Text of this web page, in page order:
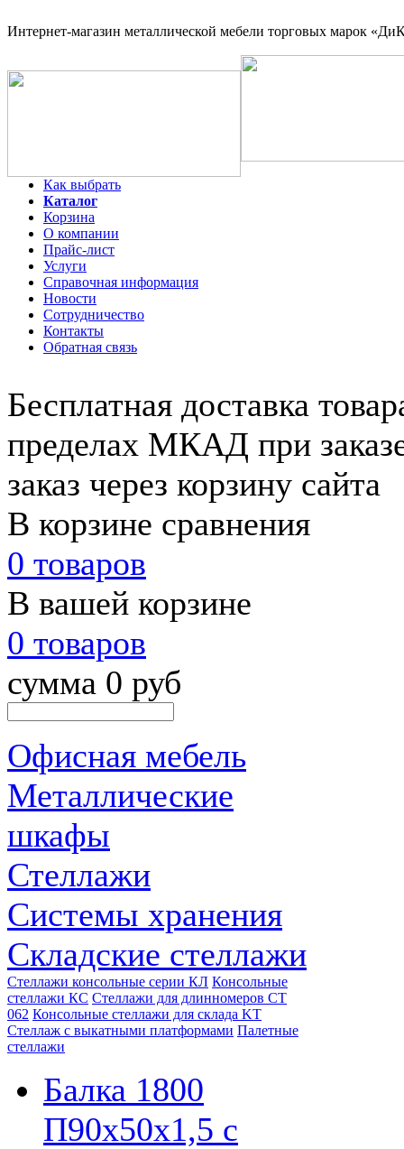
Интернет-магазин металлической мебели торговых марок
Как выбрать
Каталог
Корзина
О компании
Прайс-лист
Услуги
Справочная информация
Новости
Сотрудничество
Контакты
Обратная связь
Бесплатная доставка
пределах МКАД при
заказ через корзину сайта
В корзине сравнения
0 товаров
В вашей корзине
0 товаров
сумма 0 руб
Офисная мебель
Металлические
шкафы
Стеллажи
Системы хранения
Складские стеллажи
Стеллажи консольные серии КЛ Консольные
стеллажи КС Стеллажи для длинномеров СТ
062 Консольные стеллажи для склада KT
Стеллаж с выкатными платформами Палетные
стеллажи
Балка 1800
П90х50х1,5 с